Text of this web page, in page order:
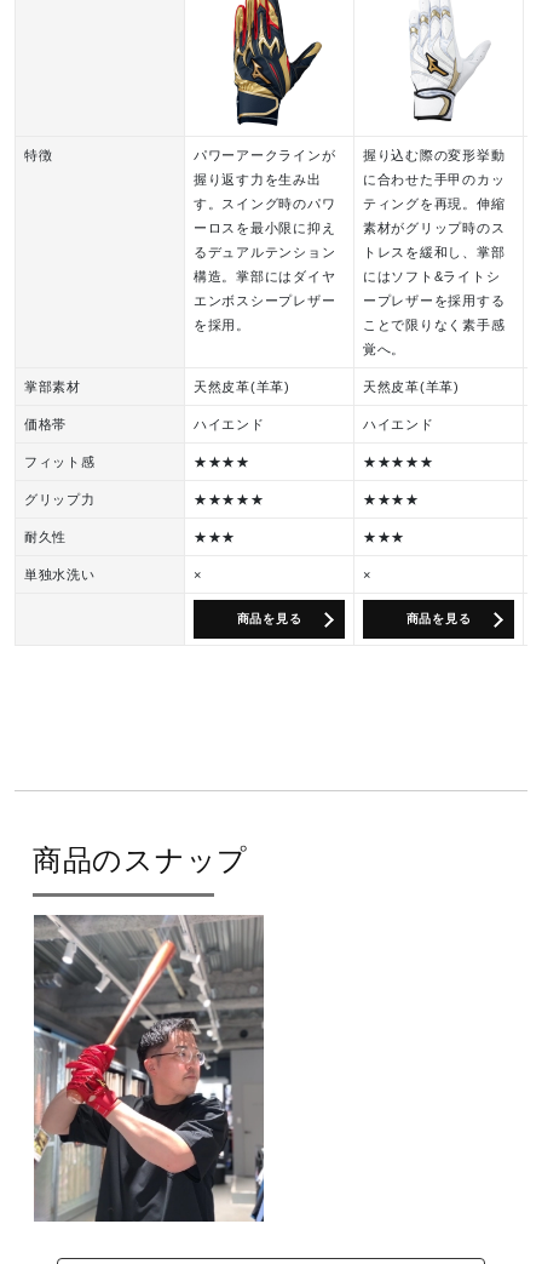
特徴
パワーアークラインが
握り返す力を生み出
す。スイング時のパワ
ーロスを最小限に抑え
るデュアルテンション
構造。掌部にはダイヤ
エンボスシープレザー
を採用。
握り込む際の変形挙動
に合わせた手甲のカッ
ティングを再現。伸縮
素材がグリップ時のス
トレスを緩和し、掌部
にはソフト&ライトシ
ープレザーを採用する
ことで限りなく素手感
覚へ。
掌部素材 天然皮革(羊革) 天然皮革(羊革)
価格帯 ハイエンド ハイエンド
フィット感 ★★★★ ★★★★★
グリップ力 ★★★★★ ★★★★
耐久性 ★★★ ★★★
単独水洗い × ×
商品を見る 商品を見る
商品のスナップ